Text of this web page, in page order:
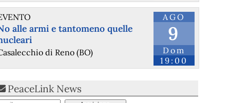
- 21/4/2026 14:39
Magherini, vergogna di Stato: il governo ricorre contro
condanna della CEDU osservatoriorepressione.info/c
Corteeuropeadirittiumani
RiccardoMagherini ViolenzadiStato
abusodipolizia
accountability # governomeloni
malapolizia
impunità #firenze
AGO
9
Dom
19:00
alle armi e tantomeno quelle
di Reno (BO)
PeaceLink News